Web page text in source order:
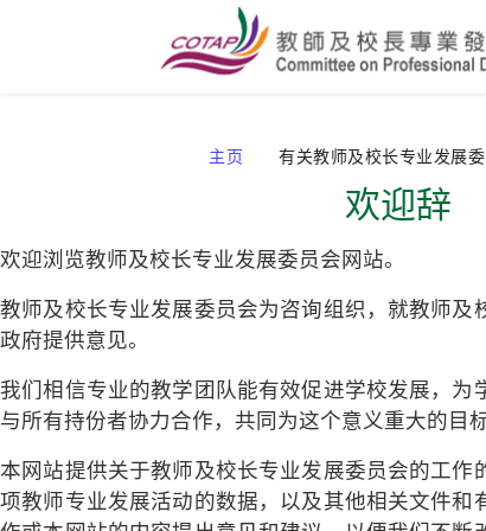
主页 有关教师及校长专业发展
欢迎辞
欢迎浏览教师及校长专业发展委员会网站。
教师及校长专业发展委员会为咨询组织，就教师及
政府提供意见。
我们相信专业的教学团队能有效促进学校发展，为
与所有持份者协力合作，共同为这个意义重大的目
本网站提供关于教师及校长专业发展委员会的工作
项教师专业发展活动的数据，以及其他相关文件和